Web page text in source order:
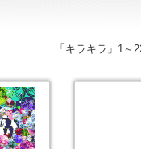
「キラキラ」1